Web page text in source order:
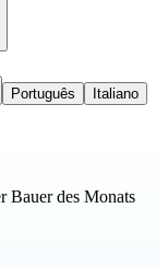
Português
Italiano